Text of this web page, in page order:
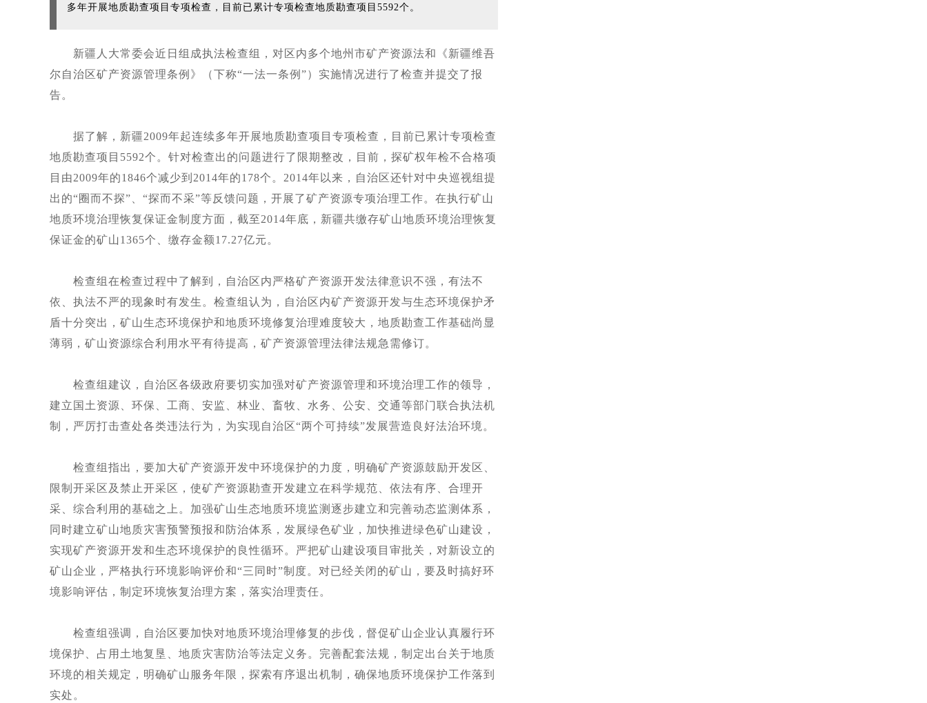
多年开展地质勘查项目专项检查，目前已累计专项检查地质勘查项目5592个。
新疆人大常委会近日组成执法检查组，对区内多个地州市矿产资源法和《新疆维吾
尔自治区矿产资源管理条例》（下称“一法一条例”）实施情况进行了检查并提交了报
告。
据了解，新疆2009年起连续多年开展地质勘查项目专项检查，目前已累计专项检查
地质勘查项目5592个。针对检查出的问题进行了限期整改，目前，探矿权年检不合格项
目由2009年的1846个减少到2014年的178个。2014年以来，自治区还针对中央巡视组提
出的“圈而不探”、“探而不采”等反馈问题，开展了矿产资源专项治理工作。在执行矿山
地质环境治理恢复保证金制度方面，截至2014年底，新疆共缴存矿山地质环境治理恢复
保证金的矿山1365个、缴存金额17.27亿元。
检查组在检查过程中了解到，自治区内严格矿产资源开发法律意识不强，有法不
依、执法不严的现象时有发生。检查组认为，自治区内矿产资源开发与生态环境保护矛
盾十分突出，矿山生态环境保护和地质环境修复治理难度较大，地质勘查工作基础尚显
薄弱，矿山资源综合利用水平有待提高，矿产资源管理法律法规急需修订。
检查组建议，自治区各级政府要切实加强对矿产资源管理和环境治理工作的领导，
建立国土资源、环保、工商、安监、林业、畜牧、水务、公安、交通等部门联合执法机
制，严厉打击查处各类违法行为，为实现自治区“两个可持续”发展营造良好法治环境。
检查组指出，要加大矿产资源开发中环境保护的力度，明确矿产资源鼓励开发区、
限制开采区及禁止开采区，使矿产资源勘查开发建立在科学规范、依法有序、合理开
采、综合利用的基础之上。加强矿山生态地质环境监测逐步建立和完善动态监测体系，
同时建立矿山地质灾害预警预报和防治体系，发展绿色矿业，加快推进绿色矿山建设，
实现矿产资源开发和生态环境保护的良性循环。严把矿山建设项目审批关，对新设立的
矿山企业，严格执行环境影响评价和“三同时”制度。对已经关闭的矿山，要及时搞好环
境影响评估，制定环境恢复治理方案，落实治理责任。
检查组强调，自治区要加快对地质环境治理修复的步伐，督促矿山企业认真履行环
境保护、占用土地复垦、地质灾害防治等法定义务。完善配套法规，制定出台关于地质
环境的相关规定，明确矿山服务年限，探索有序退出机制，确保地质环境保护工作落到
实处。